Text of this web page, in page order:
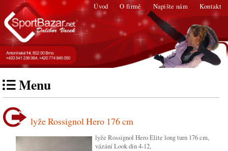
Úvod O firmě Napište nám Kontakt
Menu
lyže Rossignol Hero 176 cm
lyže Rossignol Hero Elite long turn 176 cm,
vázání Look din 4-12,